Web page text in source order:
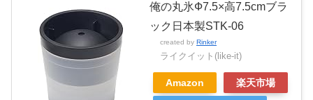
俺の丸氷Ф7.5×高7.5cmブラ
ック日本製STK-06
created by Rinker
ライクイット(like-it)
Amazon 楽天市場